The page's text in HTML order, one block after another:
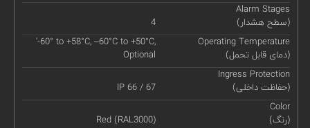
Alarm Stages
(سطح هشدار)
4
Operating Temperature
(دمای قابل تحمل)
'-60° to +58°C, –60°C to +50°C,
Optional
Ingress Protection
(حفاظت داخلی)
IP 66 / 67
Color
(رنگ)
Red (RAL3000)